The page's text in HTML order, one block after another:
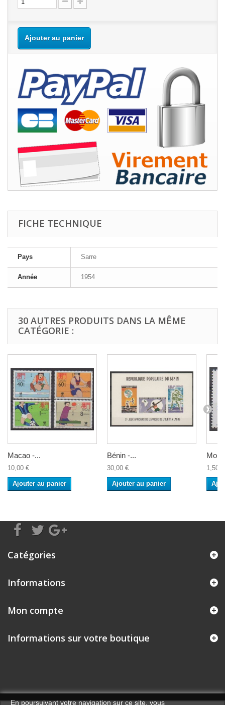
Ajouter au panier
FICHE TECHNIQUE
Pays Sarre
Année 1954
30 AUTRES PRODUITS DANS LA MÊME
CATÉGORIE :
Macao -...
10,00 €
Ajouter au panier
Bénin -...
30,00 €
Ajouter au panier
1,50 €
Catégories
Informations
Mon compte
Informations sur votre boutique
En poursuivant votre navigation sur ce site, vous